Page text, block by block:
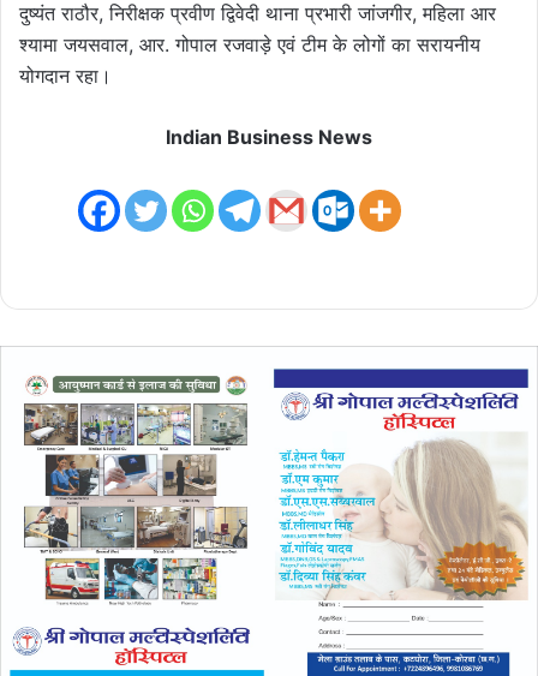
दुष्यंत राठौर, निरीक्षक प्रवीण द्विवेदी थाना प्रभारी जांजगीर, महिला आर
श्यामा जयसवाल, आर. गोपाल रजवाड़े एवं टीम के लोगों का सरायनीय
योगदान रहा।
Indian Business News